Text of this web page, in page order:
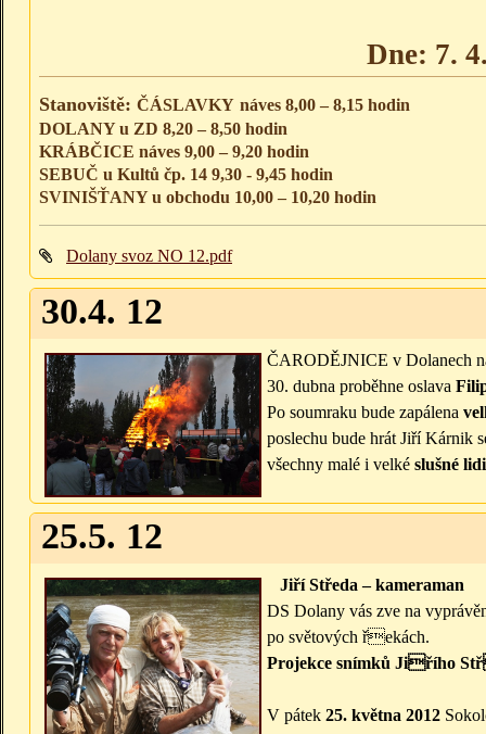
Dne: 7.
Stanoviště: ČÁSLAVKY náves 8,00 – 8,15 hodin
DOLANY u ZD 8,20 – 8,50 hodin
KRÁBČICE náves 9,00 – 9,20 hodin
SEBUČ u Kultů čp. 14 9,30 - 9,45 hodin
SVINIŠŤANY u obchodu 10,00 – 10,20 hodin
Dolany svoz NO 12.pdf
30.4. 12
ČARODĚJNICE v Dolanech
30. dubna proběhne oslava
Po soumraku bude zapálena
poslechu bude hrát Jiří Kárnik
všechny malé i velké slušné
25.5. 12
Jiří Středa – kameraman
DS Dolany vás zve na
po světových řekách.
Projekce snímků Jiřího
V pátek 25. května 2012